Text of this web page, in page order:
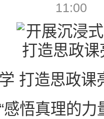
11:00
打造思政课
感悟真理的力